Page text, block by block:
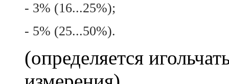
- 3% (16...25%);
- 5% (25...50%).
(определяется